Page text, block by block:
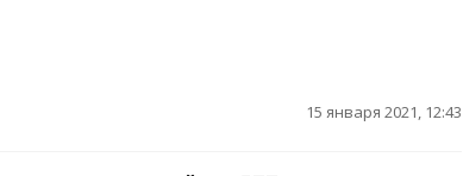
15 января 2021, 12:43